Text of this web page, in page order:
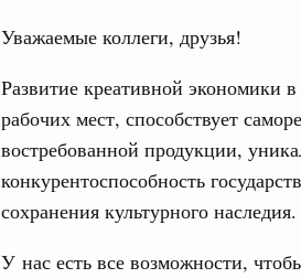
Уважаемые коллеги, друзья!
Развитие креативной экономики
рабочих мест, способствует
востребованной продукции,
конкурентоспособность
сохранения культурного наследия.
У нас есть все возможности,